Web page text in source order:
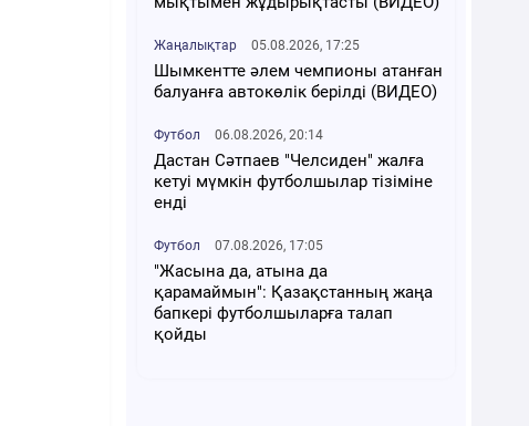
Жаңалықтар 05.08.2026, 17:25
Шымкентте әлем чемпионы атанған
балуанға автокөлік берілді (ВИДЕО)
Футбол 06.08.2026, 20:14
Дастан Сәтпаев "Челсиден" жалға
кетуі мүмкін футболшылар тізіміне
енді
Футбол 07.08.2026, 17:05
"Жасына да, атына да
қарамаймын": Қазақстанның жаңа
бапкері футболшыларға талап
қойды